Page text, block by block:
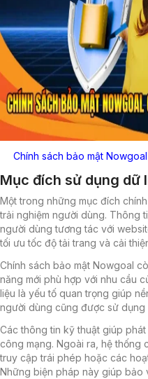
Chính sách bảo mật
Mục đích sử dụng dữ
Một trong những mục đích
trải nghiệm người dùng. Thông
người dùng tương tác với
tối ưu tốc độ tải trang và cải
Chính sách bảo mật Nowgoal
năng mới phù hợp với nhu cầu
liệu là yếu tố quan trọng giúp
người dùng cũng được sử dụng
Các thông tin kỹ thuật giúp
công mạng. Ngoài ra, hệ thống
truy cập trái phép hoặc các
Những biện pháp này giúp bảo